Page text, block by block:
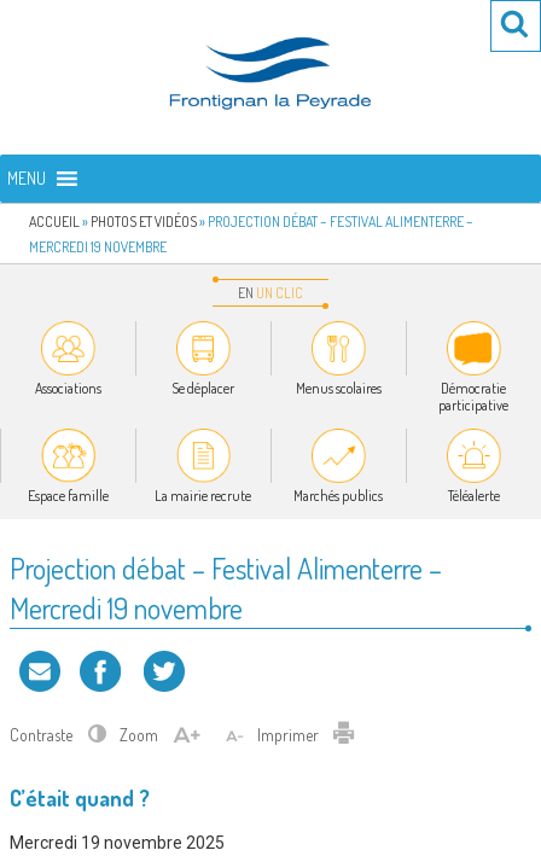
FRONTIGNAN LA PEYRADE
MENU
ACCUEIL » PHOTOS ET VIDÉOS» PROJECTION DÉBAT – FESTIVAL ALIMENTERRE –
MERCREDI 19 NOVEMBRE
EN UN CLIC
Associations Se déplacer Menus scolaires
Démocratie
participative
Espace famille La mairie recrute Marchés publics Téléalerte
Projection débat – Festival Alimenterre –
Mercredi 19 novembre
Contraste Zoom Imprimer
C’était quand ?
Mercredi 19 novembre 2025